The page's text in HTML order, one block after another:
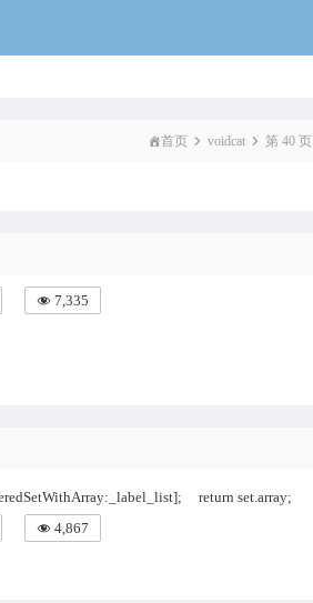
首页 voidcat 第 40 页
7,335
return set.array;
4,867